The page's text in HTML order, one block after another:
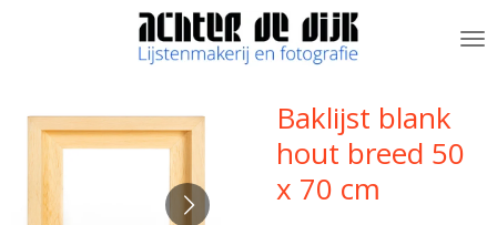
hoofdinhoud
Baklijst blank
hout breed 50
x 70 cm